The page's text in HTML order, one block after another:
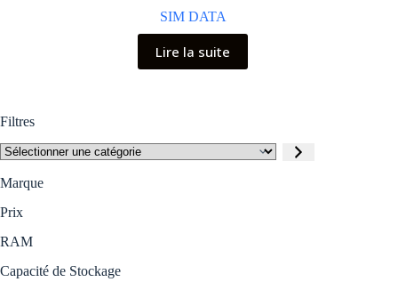
SIM DATA
Lire la suite
Filtres
Sélectionner
une
catégorie
Marque
Prix
RAM
Capacité de Stockage